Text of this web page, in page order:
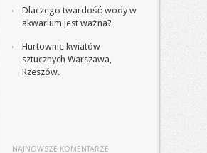
Dlaczego twardość wody w
akwarium jest ważna?
Hurtownie kwiatów
sztucznych Warszawa,
Rzeszów.
NAJNOWSZE KOMENTARZE